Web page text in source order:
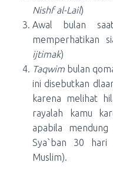
Nishf al-Lail)
Awal bulan
memperhatikan
ijtimak)
Taqwim bulan
ini disebutkan
karena melihat
rayalah kamu
apabila
Sya`ban 30 hari
Muslim).